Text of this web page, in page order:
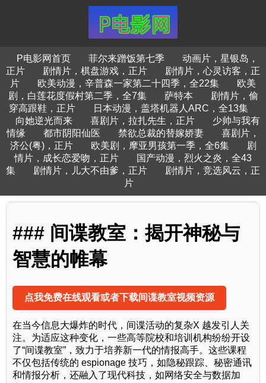
P电影网首页 菲尔来蹭饭第七季
动画片，星银岛，
正片
剧情片，棋盘游戏，正片
剧情片，心灵访客，正
片
欧美动漫，辛普森一家第二十四季，全22集
欧美
剧，白莲花度假村第二季，全7集
萨特本
剧情片，偷
穿高跟鞋，正片
日本动漫，盖塔机器人ARC，全13集
向她逆光而来
喜剧片，拉扎先生，正片
少帅与我有
情缘
都市阴阳仙医 禁欲总裁的替嫁娇妻
喜剧片，
济公(粤)，正片
欧美剧，摩亚男孩第一季，全6集
剧
情片，成长恋爱吻，正片
国产动漫，烈火之炎，全43
集
剧情片，儿大不由爹，正片
剧情片，竞选风云，正
片
### 间谍教室：揭开神秘与
智慧的帷幕
点我免费在线观看或者下载间谍教室视频资源
在当今信息大爆炸的时代，间谍活动的复杂X 越发引人关
注。为适应这种变化，一些高等院校和培训机构纷纷开设
了“间谍教室”，致力于培养新一代的情报高手。这些课程
不仅包括传统的 espionage 技巧，如隐秘跟踪、秘密通讯
和情报分析，还融入了现代科技，如网络安全与数据加